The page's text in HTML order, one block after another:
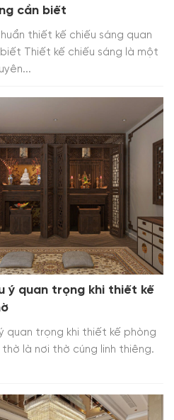
cần biết
thiết kế chiếu sáng quan
Thiết kế chiếu sáng là một
ý quan trọng khi thiết kế
quan trọng khi thiết kế phòng
là nơi thờ cúng linh thiêng.